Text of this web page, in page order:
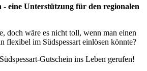
- eine Unterstützung für den regionalen
doch wäre es nicht toll, wenn man einen
flexibel im Südspessart einlösen könnte?
Gutschein ins Leben gerufen!